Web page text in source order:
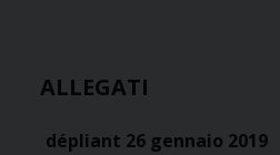
ALLEGATI
dépliant 26 gennaio 2019